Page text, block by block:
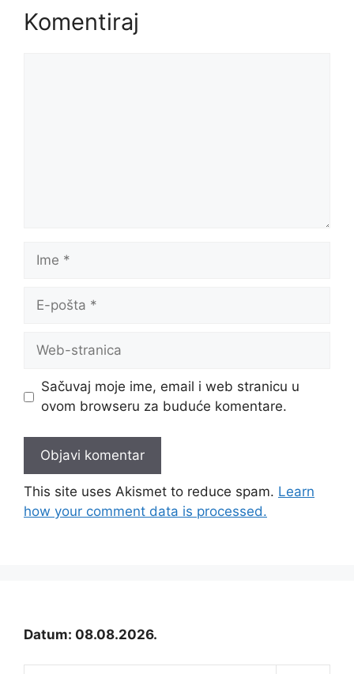
Komentiraj
Ime
pošta
Web-
Sačuvaj moje ime, email i web stranicu u
ovom browseru za buduće komentare.
This site uses Akismet to reduce spam. Learn
how your comment data is processed.
Datum: 08.08.2026.